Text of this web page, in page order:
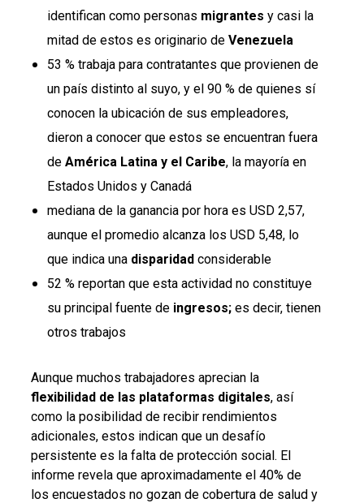
identifican como personas migrantes y casi la
mitad de estos es originario de Venezuela
53 % trabaja para contratantes que provienen de
un país distinto al suyo, y el 90 % de quienes sí
conocen la ubicación de sus empleadores,
dieron a conocer que estos se encuentran fuera
de América Latina y el Caribe, la mayoría en
Estados Unidos y Canadá
mediana de la ganancia por hora es USD 2,57,
aunque el promedio alcanza los USD 5,48, lo
que indica una disparidadconsiderable
52 % reportan que esta actividad no constituye
su principal fuente de ingresos;es decir, tienen
otros trabajos
Aunque muchos trabajadores aprecian la
flexibilidad de las plataformas digitales, así
como la posibilidad de recibir rendimientos
adicionales, estos indican que un desafío
persistente es la falta de protección social. El
informe revela que aproximadamente el 40% de
los encuestados no gozan de cobertura de salud y